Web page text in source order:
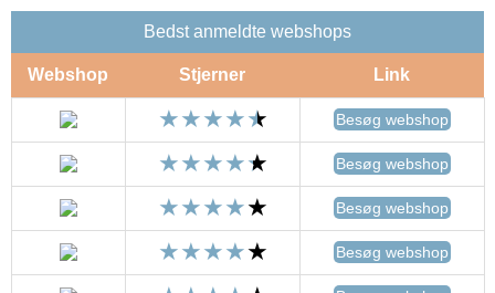
Bedst anmeldte webshops
Webshop Stjerner Link
Besøg webshop
Besøg webshop
Besøg webshop
Besøg webshop